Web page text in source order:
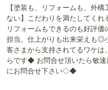
【塗装も、リフォームも、外
ない】こだわりを満たしてく
リフォームもできるのも好評
担当。仕上がりも出来栄えも
客さまから支持されてるワケ
らです◆ お問合せ頂いたら敏
にお問合せ下さい◇◆